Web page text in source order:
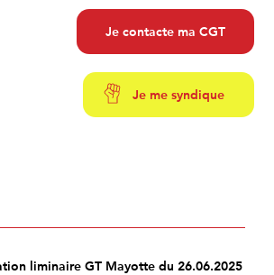
Je contacte ma CGT
Je me syndique
liminaire GT Mayotte du 26.06.2025